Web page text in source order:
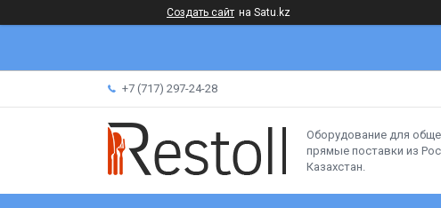
Создать сайт на Satu.kz
+7 (717) 297-24-28
Оборудование для
прямые поставки из
Казахстан.